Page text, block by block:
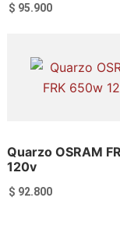
$ 95.900
Añadir al
Quarzo OSRAM
120v
$ 92.800